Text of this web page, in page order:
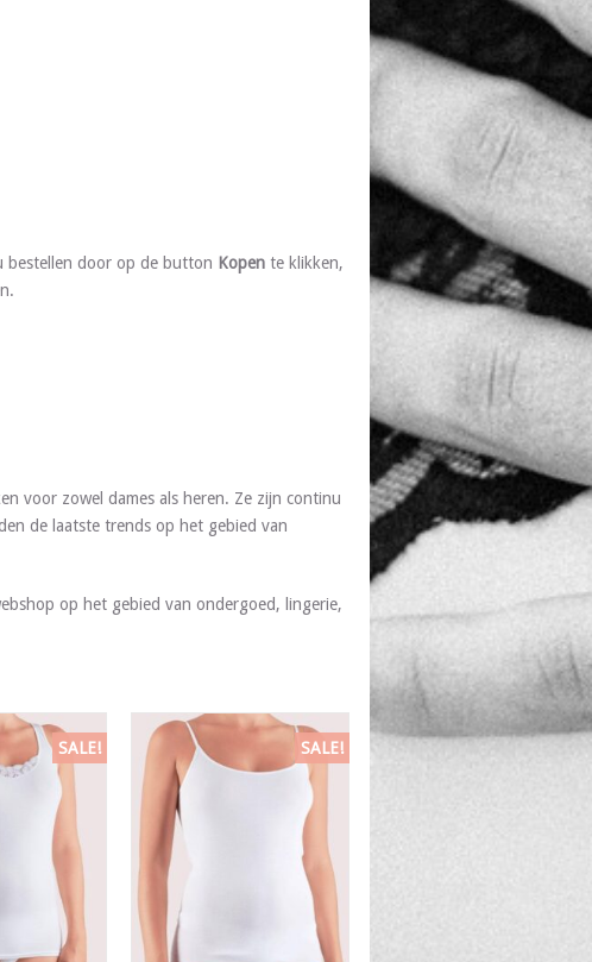
bestellen door op de button Kopente klikken,
voor zowel dames als heren. Ze zijn continu
de laatste trends op het gebied van
op het gebied van ondergoed, lingerie,
SALE! SALE!